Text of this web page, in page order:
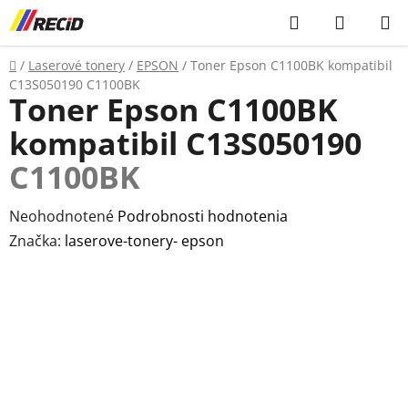
Prejsť
na
obsah
Hľadať
KOŠÍK
Domov
/ Laserové tonery / EPSON / Toner Epson C1100BK kompatibil
C13S050190 C1100BK
Toner Epson C1100BK
kompatibil C13S050190
C1100BK
Priemerné
hodnotenie
Neohodnotené Podrobnosti hodnotenia
Značka: laserove-tonery- epson